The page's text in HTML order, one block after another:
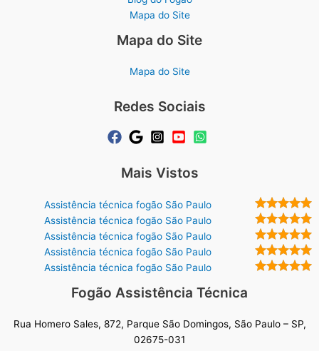
Mapa do Site
Mapa do Site
Mapa do Site
Redes Sociais
Mais Vistos
Assistência técnica fogão São Paulo
Assistência técnica fogão São Paulo
Assistência técnica fogão São Paulo
Assistência técnica fogão São Paulo
Assistência técnica fogão São Paulo
Fogão Assistência Técnica
Rua Homero Sales, 872, Parque São Domingos, São Paulo – SP,
02675-031